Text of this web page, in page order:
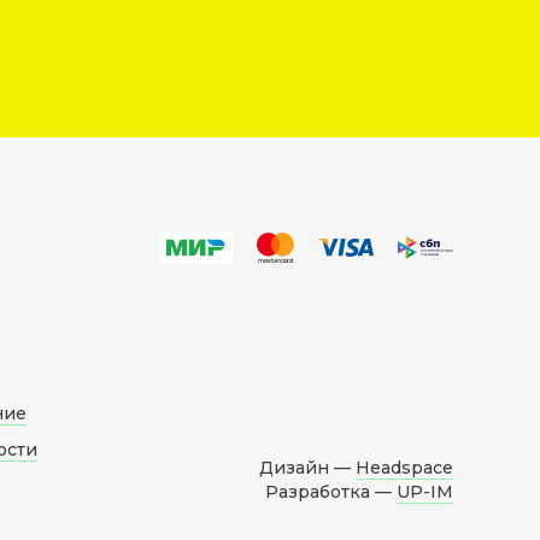
Дизайн — Headspace
Разработка — UP-IM